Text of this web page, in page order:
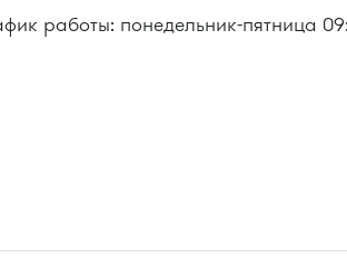
работы: понедельник-пятница